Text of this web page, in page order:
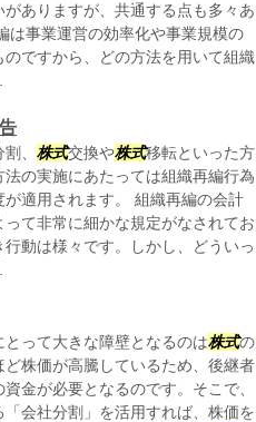
がありますが、共通する点も多々あ
は事業運営の効率化や事業規模の
ですから、どの方法を用いて組織
、 株式交換や株式移転といった方
の実施にあたっては組織再編行為
適用されます。 組織再編の会計
て非常に細かな規定がなされてお
動は様々です。しかし、どういっ
って大きな障壁となるのは株式の
株価が高騰しているため、後継者
金が必要となるのです。そこで、
会社分割」を活用すれば、株価を